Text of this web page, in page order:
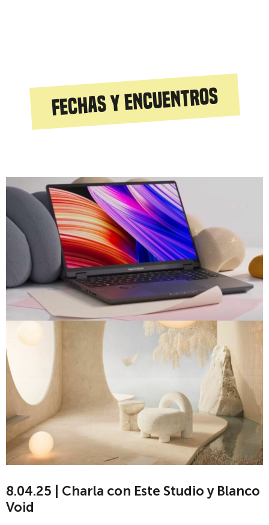
Fechas y encuentros
8.04.25 | Charla con Este Studio y Blanco
Void